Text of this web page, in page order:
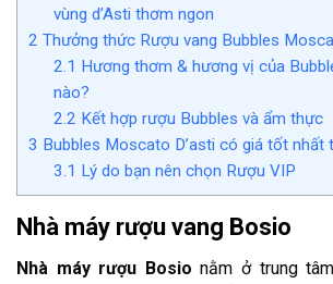
vùng d’Asti thơm ngon
2 Thưởng thức Rượu vang Bubbles
2.1 Hương thơm & hương vị của
nào?
2.2 Kết hợp rượu Bubbles và ẩm thực
3 Bubbles Moscato D’asti có giá tốt nhất
3.1 Lý do bạn nên chọn Rượu VIP
Nhà máy rượu vang Bosio
Nhà máy rượu Bosio nằm ở trung